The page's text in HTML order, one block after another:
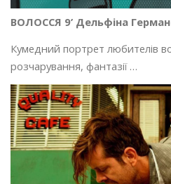
ВОЛОССЯ 9’ Дельфіна
Кумедний портрет любителів
розчарування, фантазії …